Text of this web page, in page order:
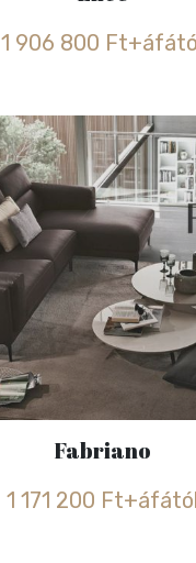
1 906 800
Fabriano
1 171 200 Ft+áfától